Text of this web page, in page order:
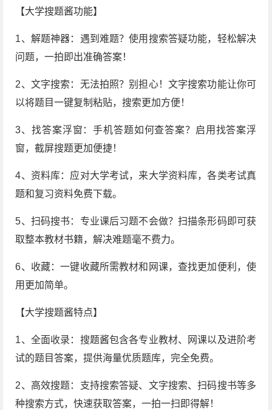
【大学搜题酱功能】
1、解题神器：遇到难题？使用搜索答疑功能，轻松解决
问题，一拍即出准确答案！
2、文字搜索：无法拍照？别担心！文字搜索功能让你可
以将题目一键复制粘贴，搜索更加方便！
3、找答案浮窗：手机答题如何查答案？启用找答案浮
窗，截屏搜题更加便捷！
4、资料库：应对大学考试，来大学资料库，各类考试真
题和复习资料免费下载。
5、扫码搜书：专业课后习题不会做？扫描条形码即可获
取整本教材书籍，解决难题毫不费力。
6、收藏：一键收藏所需教材和网课，查找更加便利，使
用更加简单。
【大学搜题酱特点】
1、全面收录：搜题酱包含各专业教材、网课以及进阶考
试的题目答案，提供海量优质题库，完全免费。
2、高效搜题：支持搜索答疑、文字搜索、扫码搜书等多
种搜索方式，快速获取答案，一拍一扫即得解！